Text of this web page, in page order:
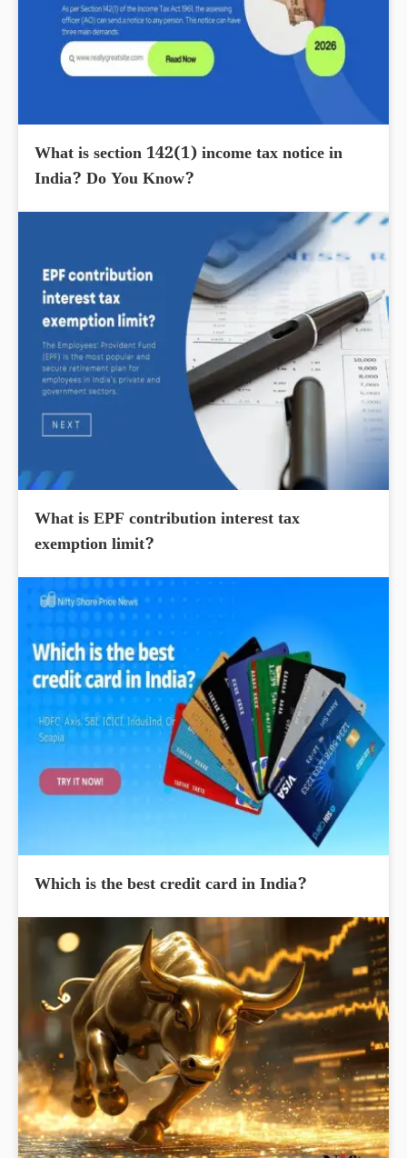
What is section 142(1) income tax notice in
India? Do You Know?
What is EPF contribution interest tax
exemption limit?
Which is the best credit card in India?